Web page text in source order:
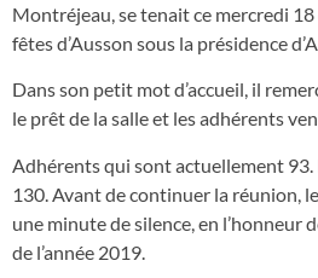
Montréjeau, se tenait ce mercredi 18
fêtes d’Ausson sous la présidence
Dans son petit mot d’accueil, il
le prêt de la salle et les adhérents
Adhérents qui sont actuellement 93.
130. Avant de continuer la réunion,
une minute de silence, en l’honneur
de l’année 2019.